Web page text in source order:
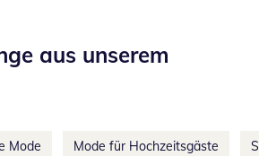
aus unserem
Mode Mode für Hochzeitsgäste